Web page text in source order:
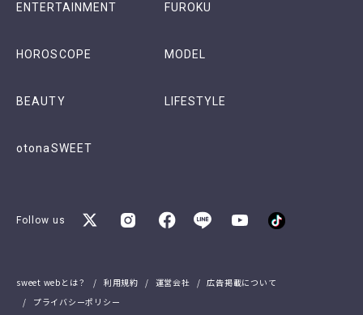
ENTERTAINMENT FUROKU
HOROSCOPE MODEL
BEAUTY LIFESTYLE
otonaSWEET
Follow us
sweet webとは？ 利用規約 運営会社
広告掲載について
プライバシーポリシー